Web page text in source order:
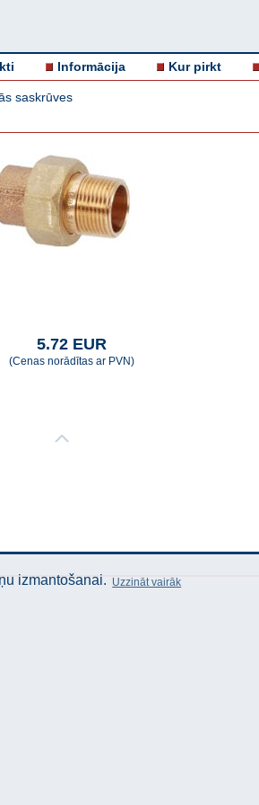
Informācija Kur pirkt
saskrūves
5.72 EUR
(Cenas norādītas ar PVN)
izmantošanai. Uzzināt vairāk